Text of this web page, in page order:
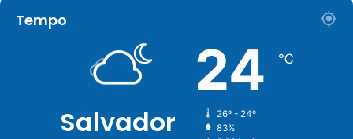
Tempo
Salvador
24 ℃
26º - 24º
83%